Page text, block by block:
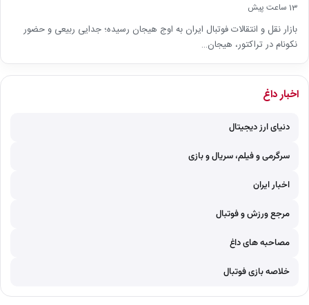
13 ساعت پیش
بازار نقل و انتقالات فوتبال ایران به اوج هیجان رسیده؛ جدایی ربیعی و حضور
نکونام در تراکتور، هیجان…
اخبار داغ
دنیای ارز دیجیتال
سرگرمی و فیلم، سریال و بازی
اخبار ایران
مرجع ورزش و فوتبال
مصاحبه های داغ
خلاصه بازی فوتبال